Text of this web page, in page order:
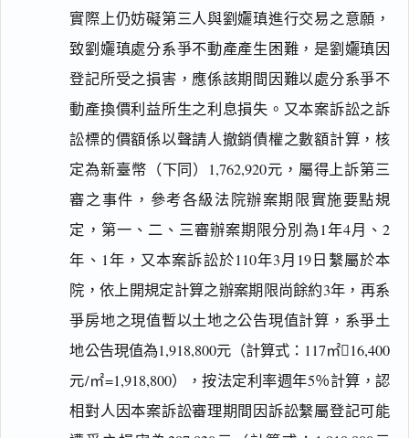
實際上仍妨礙第三人與劉孋瑱進行交易之意願，
致劉孋瑱處分系爭不動產產生困難，是劉孋瑱因
登記所受之損害，應係該期間因難以處分系爭不
動產換價利益所生之利息損失。又本案訴訟之訴
訟標的價額係以聲請人撤銷債權之數額計算，核
定為新臺幣（下同）1,762,920元，屬得上訴第三
審之事件，參考各級法院辦案期限實施要點規
定，第一、二、三審辦案期限分別為1年4月、2
年、1年，又本案訴訟於110年3月19日繫屬於本
院，依上開規定計算之辦案期限尚餘約3年，再系
爭房地之現值暫以土地之公告現值計算，系爭土
地公告現值為1,918,800元（計算式：117㎡16,400
元/㎡=1,918,800），按法定利率週年5％計算，認
相對人因本案訴訟審理期間因訴訟繫屬登記可能